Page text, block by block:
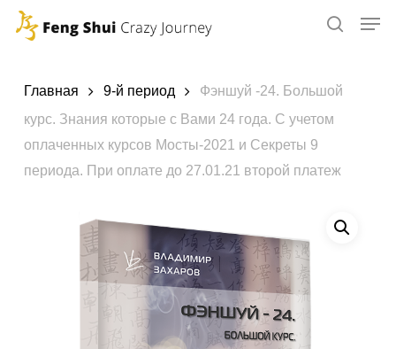
Skip
contentГлавная 9-й период
Фэншуй -24. Большой
курс. Знания которые с Вами 24 года. С учетом
оплаченных курсов Мосты-2021 и Секреты 9
периода. При оплате до 27.01.21 второй платеж